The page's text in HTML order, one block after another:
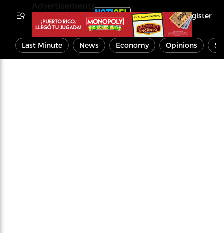
Register
Last Minute News Economy Opinions
Advertisements